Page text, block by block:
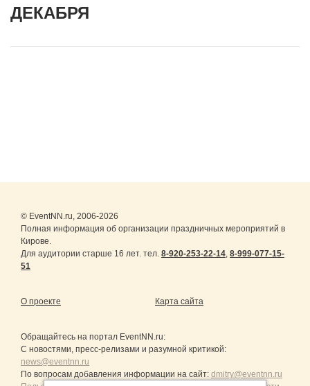
ДЕКАБРЯ
© EventNN.ru, 2006-2026
Полная информация об организации праздничных мероприятий в
Кирове.
Для аудитории старше 16 лет. тел. 8-920-253-22-14, 8-999-077-15-
51
О проекте Карта сайта
Обращайтесь на портал EventNN.ru:
С новостями, пресс-релизами и разумной критикой:
news@eventnn.ru
По вопросам добавления информации на сайт: dmitry@eventnn.ru